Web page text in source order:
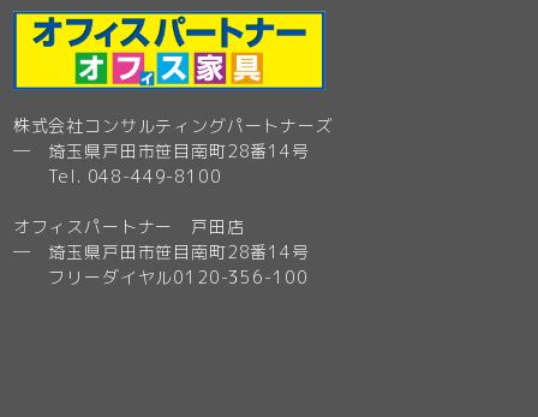
株式会社コンサルティングパートナーズ
─ 埼玉県戸田市笹目南町28番14号
Tel. 048-449-8100
オフィスパートナー 戸田店
─ 埼玉県戸田市笹目南町28番14号
フリーダイヤル0120-356-100